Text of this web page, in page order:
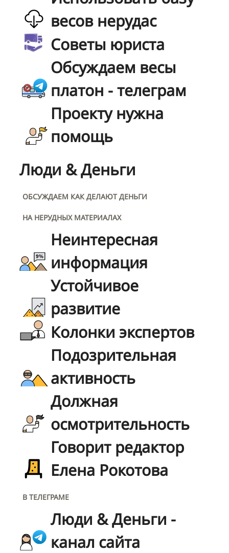
весов нерудас
Советы юриста
Обсуждаем весы
платон - телеграм
Проекту нужна
помощь
Люди & Деньги
ОБСУЖДАЕМ КАК ДЕЛАЮТ ДЕНЬГИ
НА НЕРУДНЫХ МАТЕРИАЛАХ
Неинтересная
информация
Устойчивое
развитие
Колонки экспертов
Подозрительная
активность
Должная
осмотрительность
Говорит редактор
Елена Рокотова
В ТЕЛЕГРАМЕ
Люди & Деньги -
канал сайта